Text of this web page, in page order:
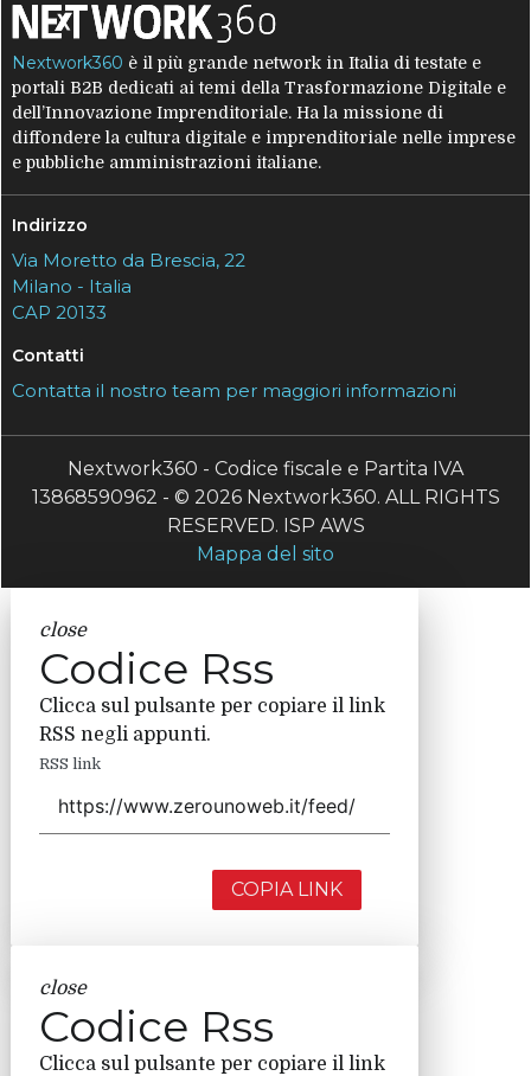
Nextwork360 è il più grande network in Italia di testate e
portali B2B dedicati ai temi della Trasformazione Digitale e
dell’Innovazione Imprenditoriale. Ha la missione di
diffondere la cultura digitale e imprenditoriale nelle imprese
e pubbliche amministrazioni italiane.
Indirizzo
Via Moretto da Brescia, 22
Milano - Italia
CAP 20133
Contatti
Contatta il nostro team per maggiori informazioni
Nextwork360 - Codice fiscale e Partita IVA
13868590962 - © 2026 Nextwork360. ALL RIGHTS
RESERVED. ISP AWS
Mappa del sito
close
Codice Rss
Clicca sul pulsante per copiare il link
RSS negli appunti.
RSS link
COPIA LINK
close
Codice Rss
Clicca sul pulsante per copiare il link